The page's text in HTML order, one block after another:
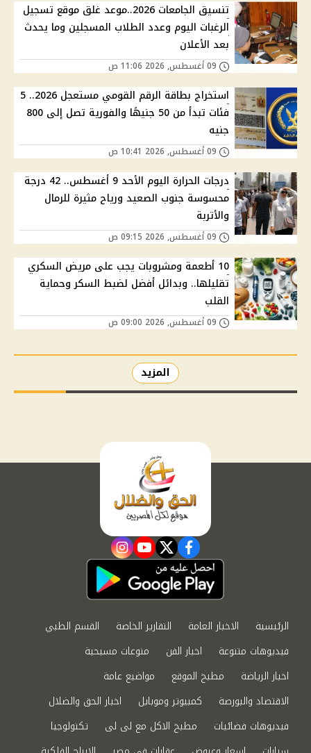
تنسيق الجامعات 2026..موعد غلق موقع تسجيل
الرغبات اليوم وعدد الطلاب المسجلين وما يحدث
بعد الأعلان
استخراج بطاقة الرقم القومي مستعجل 2026.. 5
فئات تبدأ من 50 جنيهًا والفورية تصل إلى 800
جنيه
درجات الحرارة اليوم الأحد 9 أغسطس.. 42 درجة
محسوسة جنوب الصعيد ورياح مثيرة للرمال
والأتربة
10 أطعمة ومشروبات يجب على مريض السكري
تقليلها.. وبدائل أفضل لضبط السكر وحماية
القلب
المزيد
facebook
twitter
youtube
instagram
الرئيسية الاخبار العامة التقارير الخاصة
القسم الطبي
فيديوهات متنوعة
اخبار الفن
منوعات مسيحية
اخبار الرياضة
مطبخ الموقع
مواضيع عامة
الاقتصاد والبورصة
كمبيوتر وموبايل
اخبار الحق والضلال
فيديوهات فضائيات
مطبخ الاكل مع لى لى
تكنولوجيا